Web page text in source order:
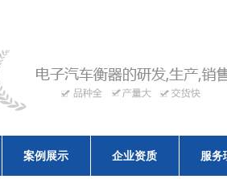
案例展示 企业资质 服务